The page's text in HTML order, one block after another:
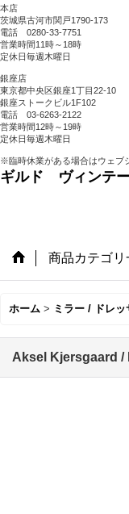
本店
茨城県古河市関戸1790-173
電話 0280-33-7751
営業時間11時～18時
定休日毎週木曜日
銀座店
東京都中央区銀座1丁目22-10
銀座ストークビル1F102
電話 03-6263-2122
営業時間12時～19時
定休日毎週木曜日
※臨時休業がある場合はウェブ
ギルド ヴィンテ
商品カテゴリ
ホーム > ミラー / ドレッ
Aksel Kjersgaard /